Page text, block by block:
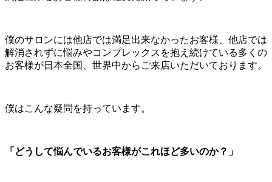
僕のサロンには他店では満足出来なかったお客様、他店では
解消されずに悩みやコンプレックスを抱え続けている多くの
お客様が日本全国、世界中からご来店いただいております。
僕はこんな疑問を持っています。
「どうして悩んでいるお客様がこれほど多いのか？」